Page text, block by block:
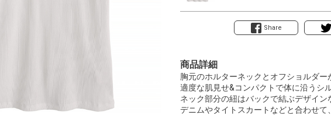
Share
商品詳細
胸元のホルターネックとオフショルダー
適度な肌見せ&コンパクトで体に沿うシ
ネック部分の紐はバックで結ぶデザイン
デニムやタイトスカートなどと合わせて